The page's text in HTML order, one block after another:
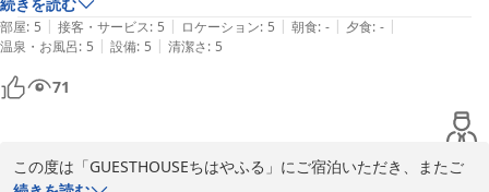
「泊まって良かった」と思っていただけたことが
本当に励みになります！これからも快適にお過ごしいただける空間
づくりを目指してまいります。
改めてまして、この度のご利用誠にありがとうございました。
ても驚いたのは、アメニティとキッチン周りの物品が充実していること
です。あれがあったら…というものがしっかり揃っているのがとてもあ
りがたかったです。
部屋に入ったらしっかり温まっていて、ホットカーペットまでついてい
ます。寝室も寝る時間に合わせて温まるように設定してくださっていた
オーナー様もとても感じが良く、対応も気持ちよかったです。
部屋: 5 | 接客・サービス: 5 | ロケーション: 5 | 朝食: - | 夕食: - |
温泉・お風呂: 5 | 設備: 5 | 清潔さ: 5
71
この度は「GUESTHOUSEちはやふる」にご宿泊いただき、またご